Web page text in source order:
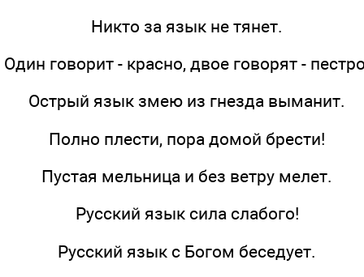
Никто за язык не тянет.
Один говорит - красно, двое говорят -
Острый язык змею из гнезда выманит.
Полно плести, пора домой брести!
Пустая мельница и без ветру мелет.
Русский язык сила слабого!
Русский язык с Богом беседует.